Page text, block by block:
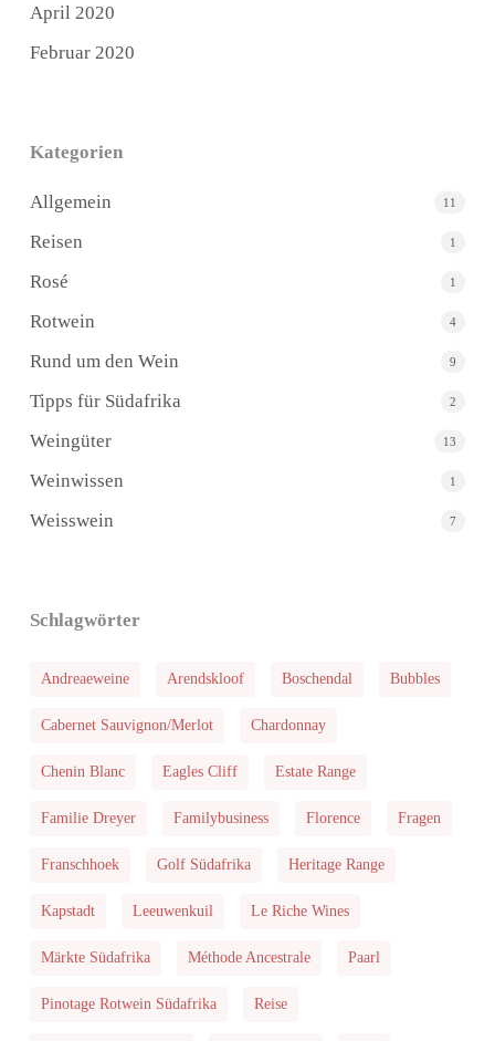
April 2020
Februar 2020
Kategorien
Allgemein 11
Reisen 1
Rosé 1
Rotwein 4
Rund um den Wein 9
Tipps für Südafrika 2
Weingüter 13
Weinwissen 1
Weisswein 7
Schlagwörter
Andreaeweine Arendskloof Boschendal Bubbles
Cabernet Sauvignon/Merlot Chardonnay
Chenin Blanc Eagles Cliff Estate Range
Familie Dreyer Familybusiness Florence Fragen
Franschhoek Golf Südafrika Heritage Range
Kapstadt Leeuwenkuil Le Riche Wines
Märkte Südafrika Méthode Ancestrale Paarl
Pinotage Rotwein Südafrika Reise